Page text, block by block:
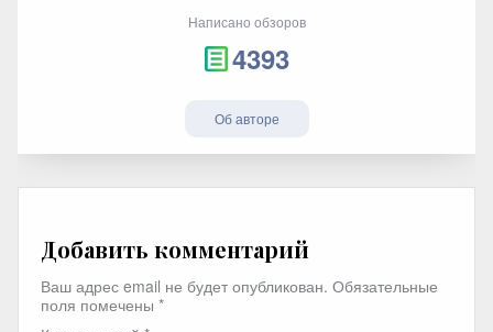
Написано обзоров
4393
Об авторе
Добавить комментарий
Ваш адрес email не будет опубликован. Обязательные
поля помечены *